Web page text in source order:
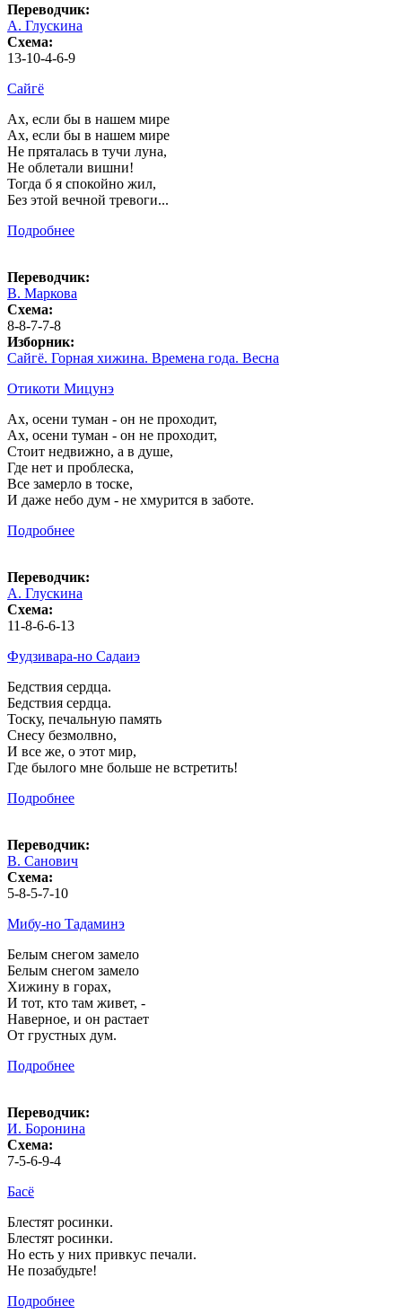
Переводчик:
А. Глускина
Схема:
13-10-4-6-9
Сайгё
Ах, если бы в нашем мире
Ах, если бы в нашем мире
Не пряталась в тучи луна,
Не облетали вишни!
Тогда б я спокойно жил,
Без этой вечной тревоги...
Подробнее
Переводчик:
В. Маркова
Схема:
8-8-7-7-8
Изборник:
Сайгё. Горная хижина. Времена года. Весна
Отикоти Мицунэ
Ах, осени туман - он не проходит,
Ах, осени туман - он не проходит,
Стоит недвижно, а в душе,
Где нет и проблеска,
Все замерло в тоске,
И даже небо дум - не хмурится в заботе.
Подробнее
Переводчик:
А. Глускина
Схема:
11-8-6-6-13
Фудзивара-но Садаиэ
Бедствия сердца.
Бедствия сердца.
Тоску, печальную память
Снесу безмолвно,
И все же, о этот мир,
Где былого мне больше не встретить!
Подробнее
Переводчик:
В. Санович
Схема:
5-8-5-7-10
Мибу-но Тадаминэ
Белым снегом замело
Белым снегом замело
Хижину в горах,
И тот, кто там живет, -
Наверное, и он растает
От грустных дум.
Подробнее
Переводчик:
И. Боронина
Схема:
7-5-6-9-4
Басё
Блестят росинки.
Блестят росинки.
Но есть у них привкус печали.
Не позабудьте!
Подробнее